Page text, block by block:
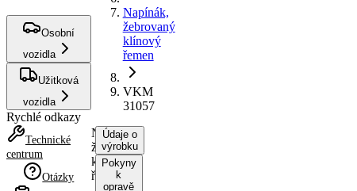
Osobní
vozidla
Užitková
vozidla
Rychlé odkazy
Technické
centrum
Otázky
Napínák,
žebrovaný
klínový
řemen
VKM
31057
Napínák,
žebrovaný
klínový
řemen
Údaje o
výrobku
Pokyny
k
opravě